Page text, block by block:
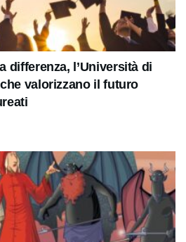
differenza, l’Università di
valorizzano il futuro